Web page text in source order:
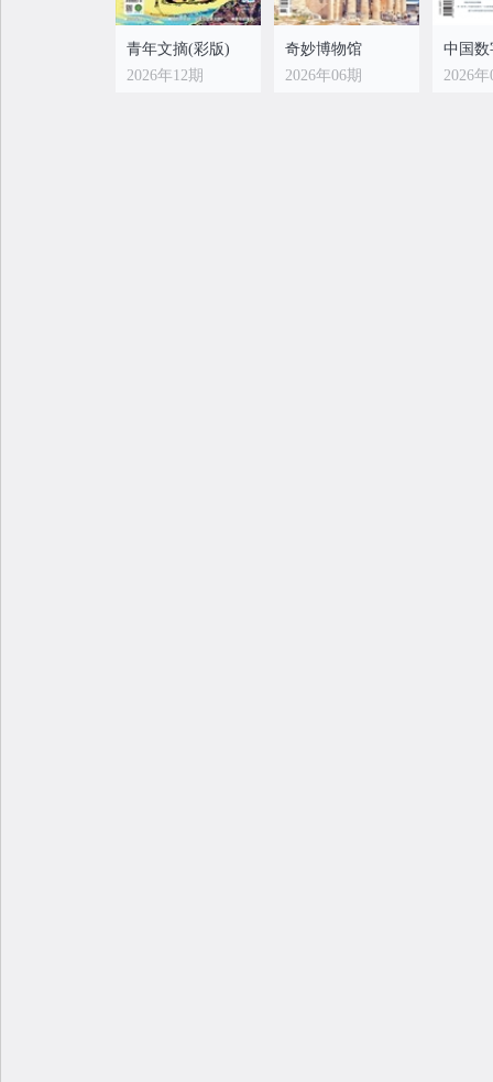
2025年16期
2025年15期
2025年
青年文摘(彩版)
2026年12期
奇妙博物馆
2026年06期
中国
2026年